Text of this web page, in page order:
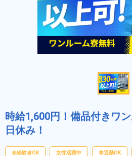
時給1,600円！備品付きワ
日休み！
未経験者OK 女性活躍中 車通勤OK